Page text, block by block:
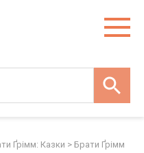
Ґрімм: Казки > Брати Ґрімм